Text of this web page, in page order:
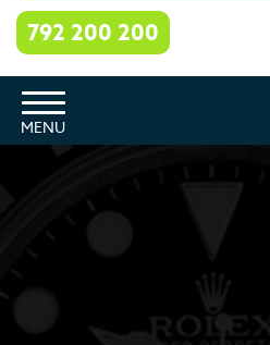
792 200 200
Toggle
navigation